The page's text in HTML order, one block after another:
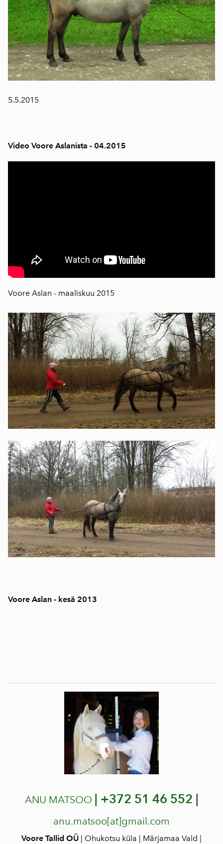
5.5.2015
Video Voore Aslanista - 04.2015
Voore Aslan - maaliskuu 2015
Voore Aslan - kesä 2013
ANU MATSOO | +372 51 46 552 |
anu.matsoo[at]gmail.com
Voore Tallid OÜ | Ohukotsu küla | Märjamaa Vald |